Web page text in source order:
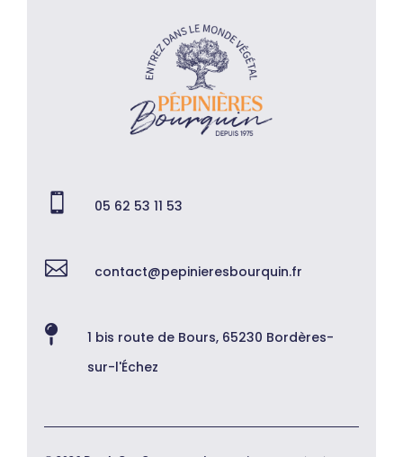
 05 62 53 11 53
 contact@pepinieresbourquin.fr

1 bis route de Bours, 65230 Bordères-
sur-l'Échez